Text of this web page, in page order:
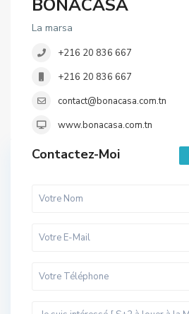
BONACASA
La marsa
+216 20 836 667
+216 20 836 667
contact@bonacasa.com.tn
www.bonacasa.com.tn
Contactez-Moi